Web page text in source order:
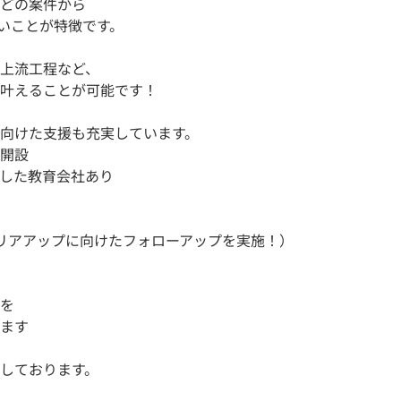
とが特徴です。
工程など、
ることが可能です！
けた支援も充実しています。
設
た教育会社あり
アップに向けたフォローアップを実施！）
す
ております。